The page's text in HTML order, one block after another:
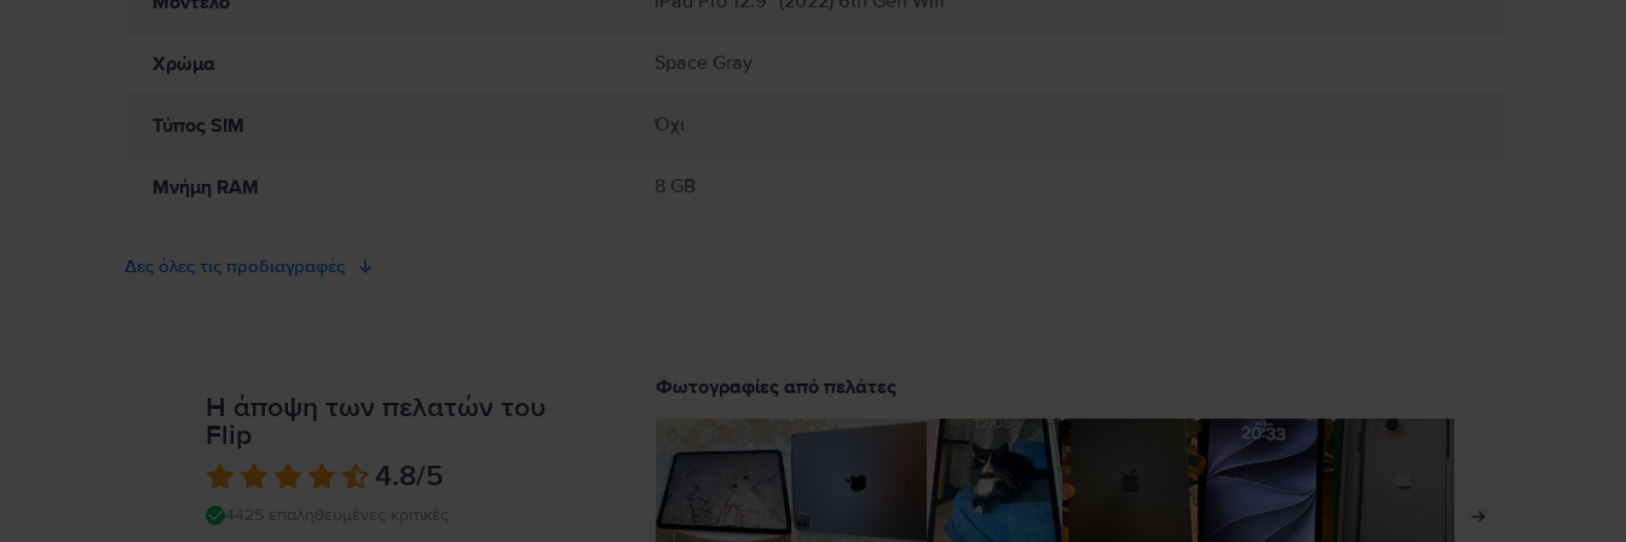
περιορίζουν τη χρήση φορητών συσκευών ή ακουστικών. Η χρήση κατεστραμμένων καλωδίων ή αντάπτορων ή η φόρτιση σε υγρό περιβάλλον μπορεί να προκαλέσει πυρκαγιά, ηλεκτροπληξία, τραυματισμούς ή
Χρώμα Space Gray
Τύπος SIM Όχι
Μνήμη RAM 8 GB
Δες όλες τις προδιαγραφές
Η άποψη των πελατών του
Flip
4.8/5
4425 επαληθευμένες κριτικές
Φωτογραφίες από πελάτες